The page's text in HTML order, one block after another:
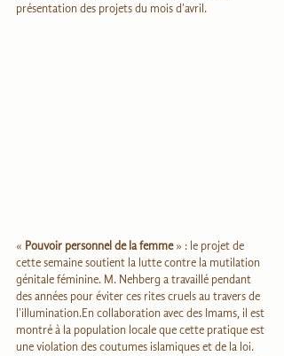
présentation des projets du mois d'avril.
« Pouvoir personnel de la femme » : le projet de
cette semaine soutient la lutte contre la mutilation
génitale féminine. M. Nehberg a travaillé pendant
des années pour éviter ces rites cruels au travers de
l'illumination.En collaboration avec des Imams, il est
montré à la population locale que cette pratique est
une violation des coutumes islamiques et de la loi.